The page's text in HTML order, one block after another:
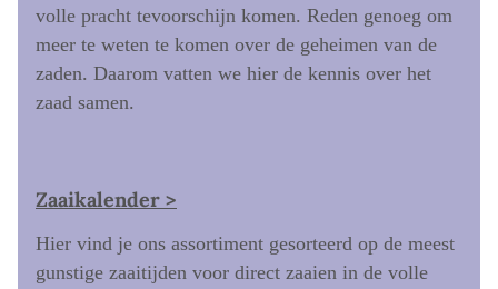
volle pracht tevoorschijn komen. Reden genoeg om
meer te weten te komen over de geheimen van de
zaden. Daarom vatten we hier de kennis over het
zaad samen.
Zaaikalender >
Hier vind je ons assortiment gesorteerd op de meest
gunstige zaaitijden voor direct zaaien in de volle